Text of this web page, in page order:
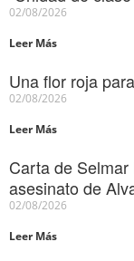
02/08/2026
Leer Más
Una flor roja
02/08/2026
Leer Más
Carta de
asesinato de
02/08/2026
Leer Más